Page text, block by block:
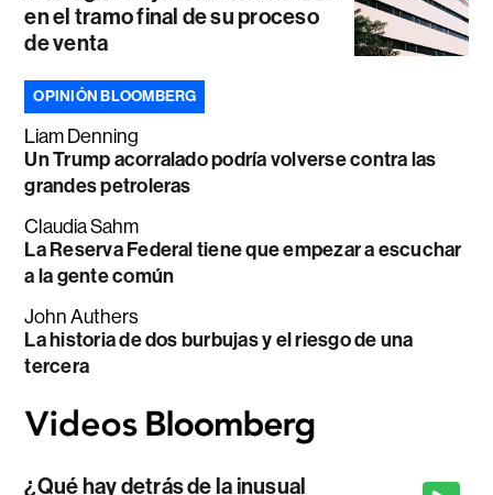
en el tramo final de su proceso
de venta
OPINIÓN BLOOMBERG
Liam Denning
Un Trump acorralado podría volverse contra las
grandes petroleras
Claudia Sahm
La Reserva Federal tiene que empezar a escuchar
a la gente común
John Authers
La historia de dos burbujas y el riesgo de una
tercera
¿Qué hay detrás de la inusual